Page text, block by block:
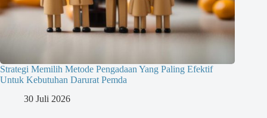
Strategi Memilih Metode Pengadaan Yang Paling Efektif
Untuk Kebutuhan Darurat Pemda
30 Juli 2026